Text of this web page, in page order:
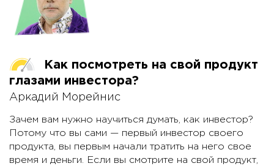
изучением рабочего окружения до инженерного
подхода, когда человек в системе обозначен
Как посмотреть на свой продукт
глазами инвестора?
Аркадий Морейнис
Зачем вам нужно научиться думать, как инвестор?
Потому что вы сами — первый инвестор своего
продукта, вы первым начали тратить на него свое
время и деньги. Если вы смотрите на свой продукт,